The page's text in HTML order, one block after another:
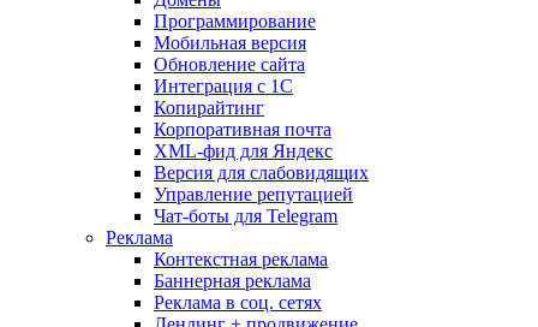
Программирование
Мобильная версия
Обновление сайта
Интеграция с 1С
Копирайтинг
Корпоративная почта
XML-фид для Яндекс
Версия для слабовидящих
Управление репутацией
Чат-боты для Telegram
Реклама
Контекстная реклама
Баннерная реклама
Реклама в соц. сетях